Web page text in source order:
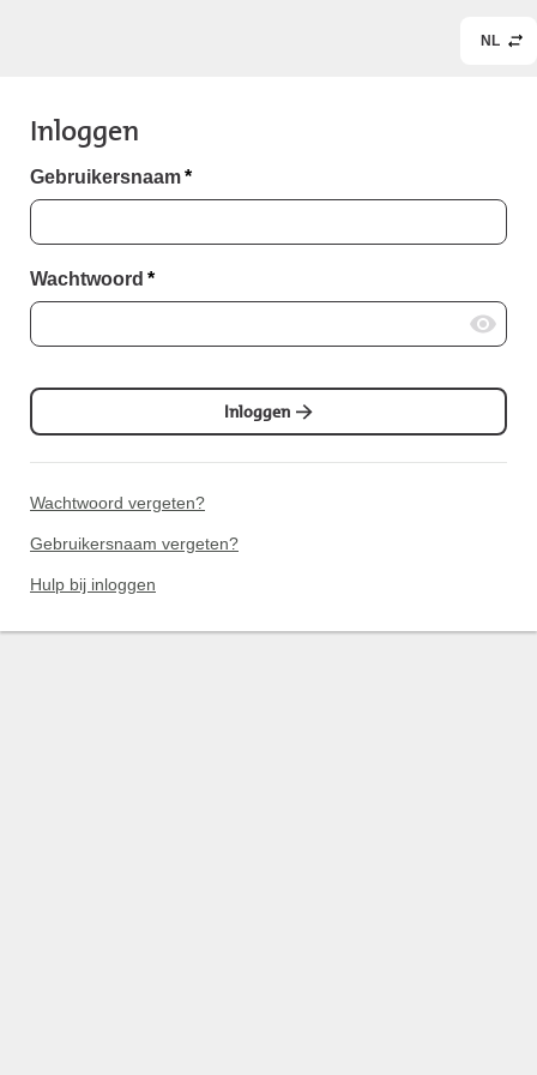
NL
Inloggen
Gebruikersnaam*
Wachtwoord *
Inloggen
Wachtwoord vergeten?
Gebruikersnaam vergeten?
Hulp bij inloggen